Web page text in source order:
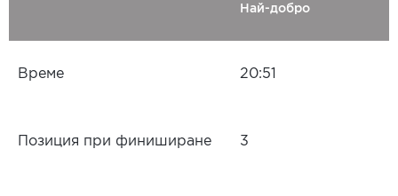
Най-добро
Време 20:51
Позиция при финиширане 3